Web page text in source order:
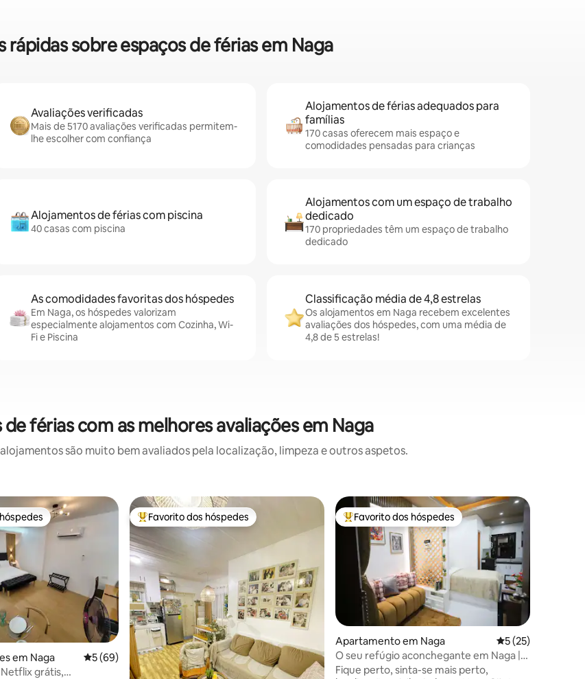
rápidas sobre espaços de férias em Naga
Avaliações verificadas
Mais de 5170 avaliações verificadas permitem-
lhe escolher com confiança
Alojamentos de férias adequados para
famílias
170 casas oferecem mais espaço e
comodidades pensadas para crianças
Alojamentos de férias com piscina
40 casas com piscina
Alojamentos com um espaço de trabalho
dedicado
170 propriedades têm um espaço de trabalho
dedicado
As comodidades favoritas dos hóspedes
Em Naga, os hóspedes valorizam
especialmente alojamentos com Cozinha, Wi-
Fi e Piscina
Classificação média de 4,8 estrelas
Os alojamentos em Naga recebem excelentes
avaliações dos hóspedes, com uma média de
4,8 de 5 estrelas!
férias com as melhores avaliações em Naga
são muito bem avaliados pela localização, limpeza e outros aspetos.
mais apreciados
em Naga Classificação média de 5 em 5 estrelas, 69avaliações
5 (69)
grátis,
Favoritos dos hóspedes mais apreciados
Favorito dos hóspedes Favoritos dos hóspedes mais apreciados
Favorito dos hóspedes
Apartamento em Naga Classificação
5 (25)
O seu refúgio aconchegante em Naga |
WIFI Netflix + estacionamento gratuito
Fique perto, sinta-se mais perto,